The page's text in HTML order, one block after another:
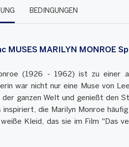
BEDINGUNGEN
MUSES MARILYN MONROE
(1926 - 1962) ist zu einer
war nicht nur eine Muse von
der ganzen Welt und genießt den
inspiriert, die Marilyn Monroe
weiße Kleid, das sie im Film "Das